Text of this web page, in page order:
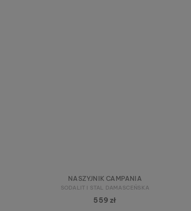
NASZYJNIK CAMPANIA
SODALIT I STAL DAMASCEŃSKA
559 zł